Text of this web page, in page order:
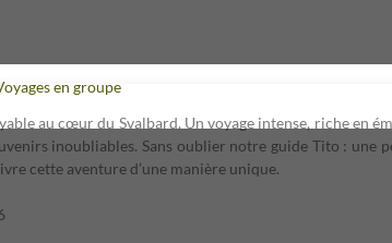
en groupe
au cœur du Svalbard. Un voyage intense, riche en
inoubliables. Sans oublier notre guide Tito : une
cette aventure d’une manière unique.